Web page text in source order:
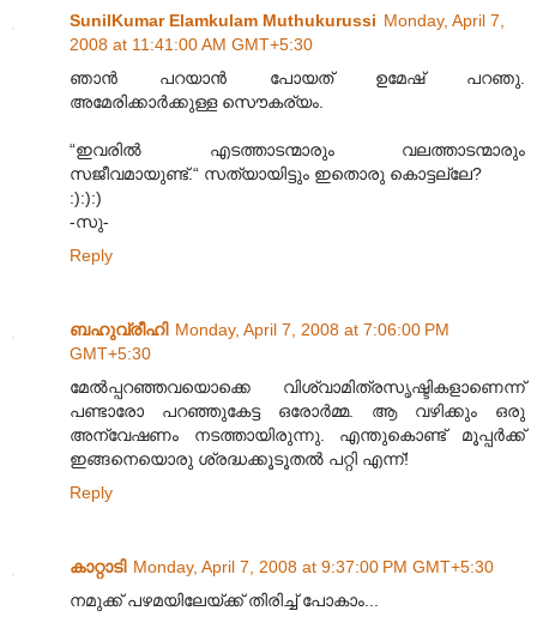
SunilKumar Elamkulam Muthukurussi Monday, April 7,
2008 at 11:41:00 AM GMT+5:30
ഞാന്‍ പറയാന്‍ പോയത് ഉമേഷ് പറഞു.
അമേരിക്കാര്‍ക്കുള്ള സൌകര്യം.
“ഇവരില്‍‍ എടത്താടന്മാരും വലത്താടന്മാരും
സജീവമായുണ്ട്.“ സത്യായിട്ടും ഇതൊരു കൊട്ടല്ലേ?
:):):)
-സു-
Reply
ബഹുവ്രീഹി Monday, April 7, 2008 at 7:06:00 PM
GMT+5:30
മേല്‍പ്പറഞ്ഞവയൊക്കെ വിശ്വാമിത്രസൃഷ്ടികളാണെന്ന്
പണ്ടാരോ പറഞ്ഞുകേട്ട ഒരോര്‍മ്മ. ആ വഴിക്കും ഒരു
അന്വേഷണം നടത്തായിരുന്നു. എന്തുകൊണ്ട് മൂപ്പര്‍ക്ക്
ഇങ്ങനെയൊരു ശ്രദ്ധക്കൂടൂതല്‍ പറ്റി എന്ന്!
Reply
കാറ്റാടി Monday, April 7, 2008 at 9:37:00 PM GMT+5:30
നമുക്ക് പഴമയിലേയ്ക്ക് തിരിച്ച് പോകാം...